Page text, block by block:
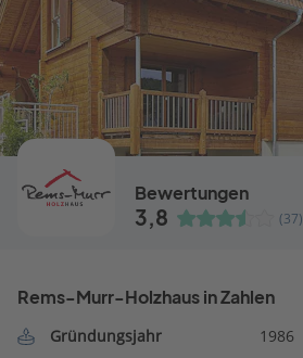
Bewertungen
3,8 (37)
Rems-Murr-Holzhaus in Zahlen
Gründungsjahr
1986